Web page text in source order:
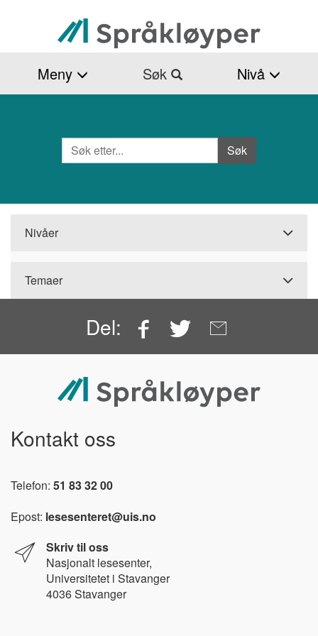
hovedinnhold
Meny Søk Nivå
Søk
Nivåer
Temaer
Del: Facebook
Twitter
Kontakt oss
Telefon: 51 83 32 00
Epost: lesesenteret@uis.no
Skriv til oss
Nasjonalt lesesenter,
Universitetet i Stavanger
4036 Stavanger